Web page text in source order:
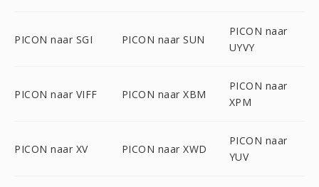
PICON naar SGI PICON naar SUN
PICON naar
UYVY
PICON naar VIFF PICON naar XBM
PICON naar
XPM
PICON naar XV PICON naar XWD
PICON naar
YUV